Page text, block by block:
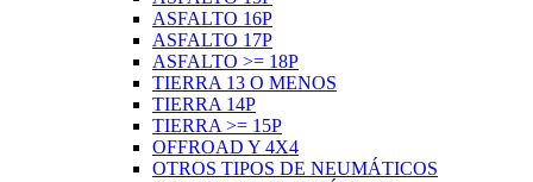
ASFALTO 16P
ASFALTO 17P
ASFALTO >= 18P
TIERRA 13 O MENOS
TIERRA 14P
TIERRA >= 15P
OFFROAD Y 4X4
OTROS TIPOS DE NEUMÁTICOS